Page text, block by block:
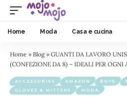
Home Moda Casa e cucina
Home » Blog » GUANTI DA LAVORO
(CONFEZIONE DA 8) – IDEALI PER OGNI
ACCESSORIES AMAZON BOYS
GLOVES & MITTENS
MODA